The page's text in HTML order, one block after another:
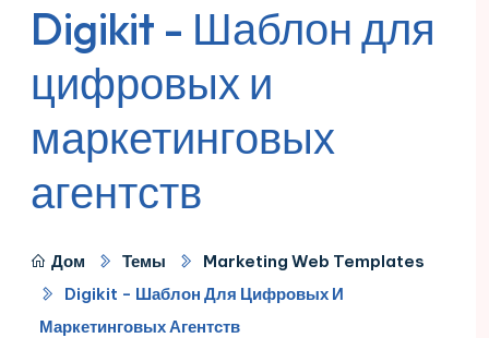
Digikit - Шаблон для
цифровых и
маркетинговых
агентств
Дом Темы
Marketing Web Templates
Digikit - Шаблон Для Цифровых И
Маркетинговых Агентств